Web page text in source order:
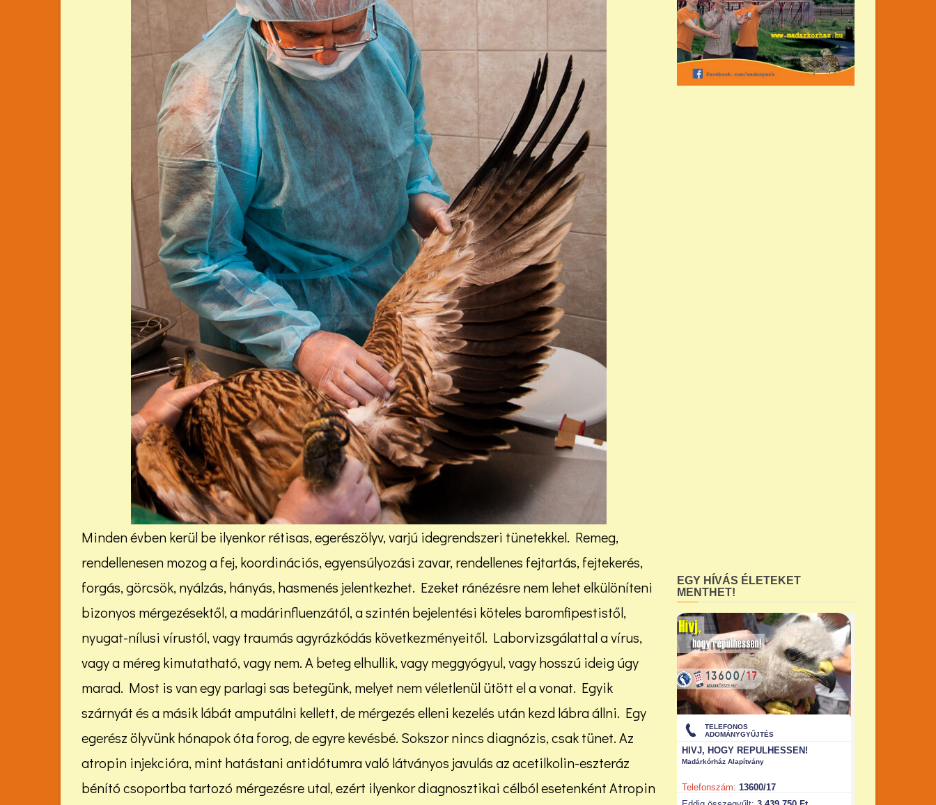
Minden évben kerül be ilyenkor rétisas, egerészölyv, varjú idegrendszeri tünetekkel. Remeg,
rendellenesen mozog a fej, koordinációs, egyensúlyozási zavar, rendellenes fejtartás, fejtekerés,
forgás, görcsök, nyálzás, hányás, hasmenés jelentkezhet. Ezeket ránézésre nem lehet elkülöníteni
bizonyos mérgezésektől, a madárinfluenzától, a szintén bejelentési köteles baromfipestistől,
nyugat-nílusi vírustól, vagy traumás agyrázkódás következményeitől. Laborvizsgálattal a vírus,
vagy a méreg kimutatható, vagy nem. A beteg elhullik, vagy meggyógyul, vagy hosszú ideig úgy
marad. Most is van egy parlagi sas betegünk, melyet nem véletlenül ütött el a vonat. Egyik
szárnyát és a másik lábát amputálni kellett, de mérgezés elleni kezelés után kezd lábra állni. Egy
egerész ölyvünk hónapok óta forog, de egyre kevésbé. Sokszor nincs diagnózis, csak tünet. Az
atropin injekcióra, mint hatástani antidótumra való látványos javulás az acetilkolin-eszteráz
bénító csoportba tartozó mérgezésre utal, ezért ilyenkor diagnosztikai célból esetenként Atropin
EGY HÍVÁS ÉLETEKET
MENTHET!